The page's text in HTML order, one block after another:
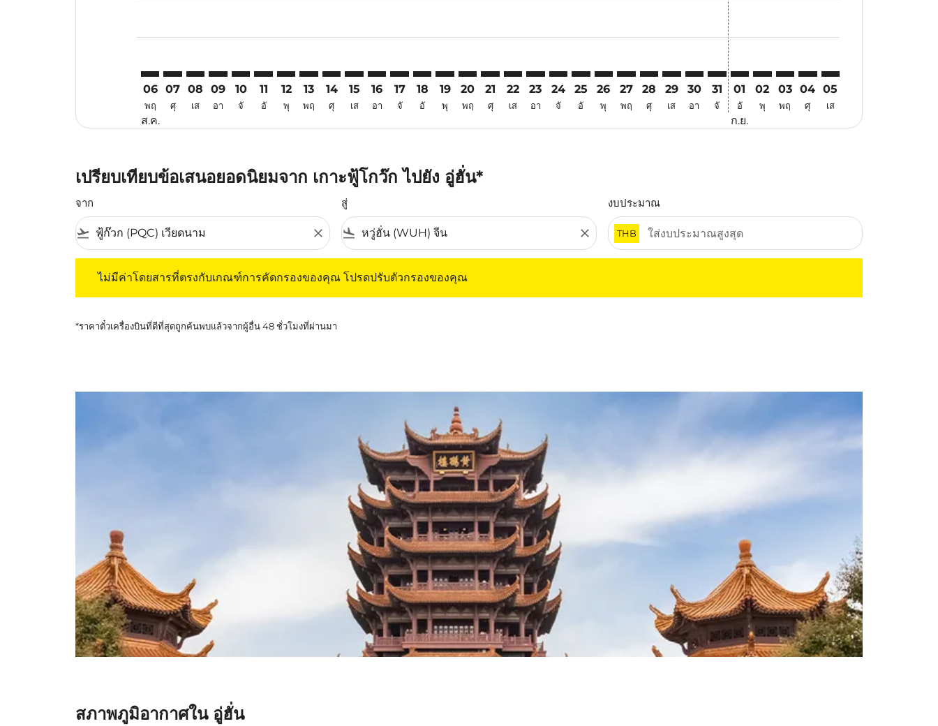
06
พฤ
ส.ค.
07
ศุ
08
เส
09
อา
10
จั
11
อั
12
พุ
13
พฤ
14
ศุ
15
เส
16
อา
17
จั
18
อั
19
พุ
20
พฤ
21
ศุ
22
เส
23
อา
24
จั
25
อั
26
พุ
27
พฤ
28
ศุ
29
เส
30
อา
31
จั
01
อั
ก.ย.
02
พุ
03
พฤ
04
ศุ
05
เส
เปรียบเทียบข้อเสนอยอดนิยมจาก เกาะฟู้โกว๊ก ไปยัง อู่ฮั่น*
จาก
flight_takeoff close
สู่
flight_land close
งบประมาณ
THB
ไม่มีค่าโดยสารที่ตรงกับเกณฑ์การคัดกรองของคุณ โปรดปรับตัวกรองของคุณ
*ราคาตั๋วเครื่องบินที่ดีที่สุดถูกค้นพบแล้วจากผู้อื่น 48 ชั่วโมงที่ผ่านมา
สภาพภูมิอากาศใน อู่ฮั่น